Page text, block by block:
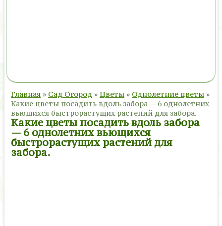
Главная » Сад Огород » Цветы » Однолетние цветы »
Какие цветы посадить вдоль забора — 6 однолетних
вьющихся быстрорастущих растений для забора.
Какие цветы посадить вдоль забора
— 6 однолетних вьющихся
быстрорастущих растений для
забора.